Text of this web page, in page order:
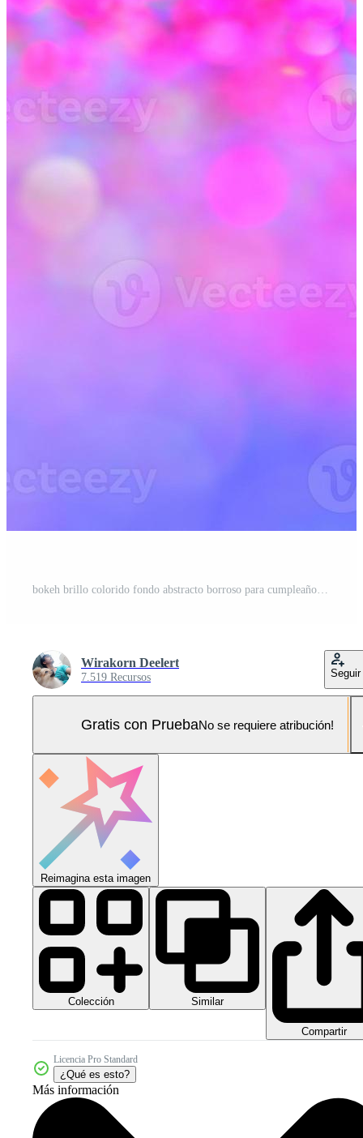
bokeh brillo colorido fondo abstracto borroso para cumpleaños, aniversario, boda, nochevieja o navidad Foto Pro
Wirakorn Deelert
7.519 Recursos Seguir
Gratis con PruebaNo se requiere atribución!
Reimagina esta imagen
Colección Similar
Compartir
Licencia Pro Standard
¿Qué es esto?
Más información